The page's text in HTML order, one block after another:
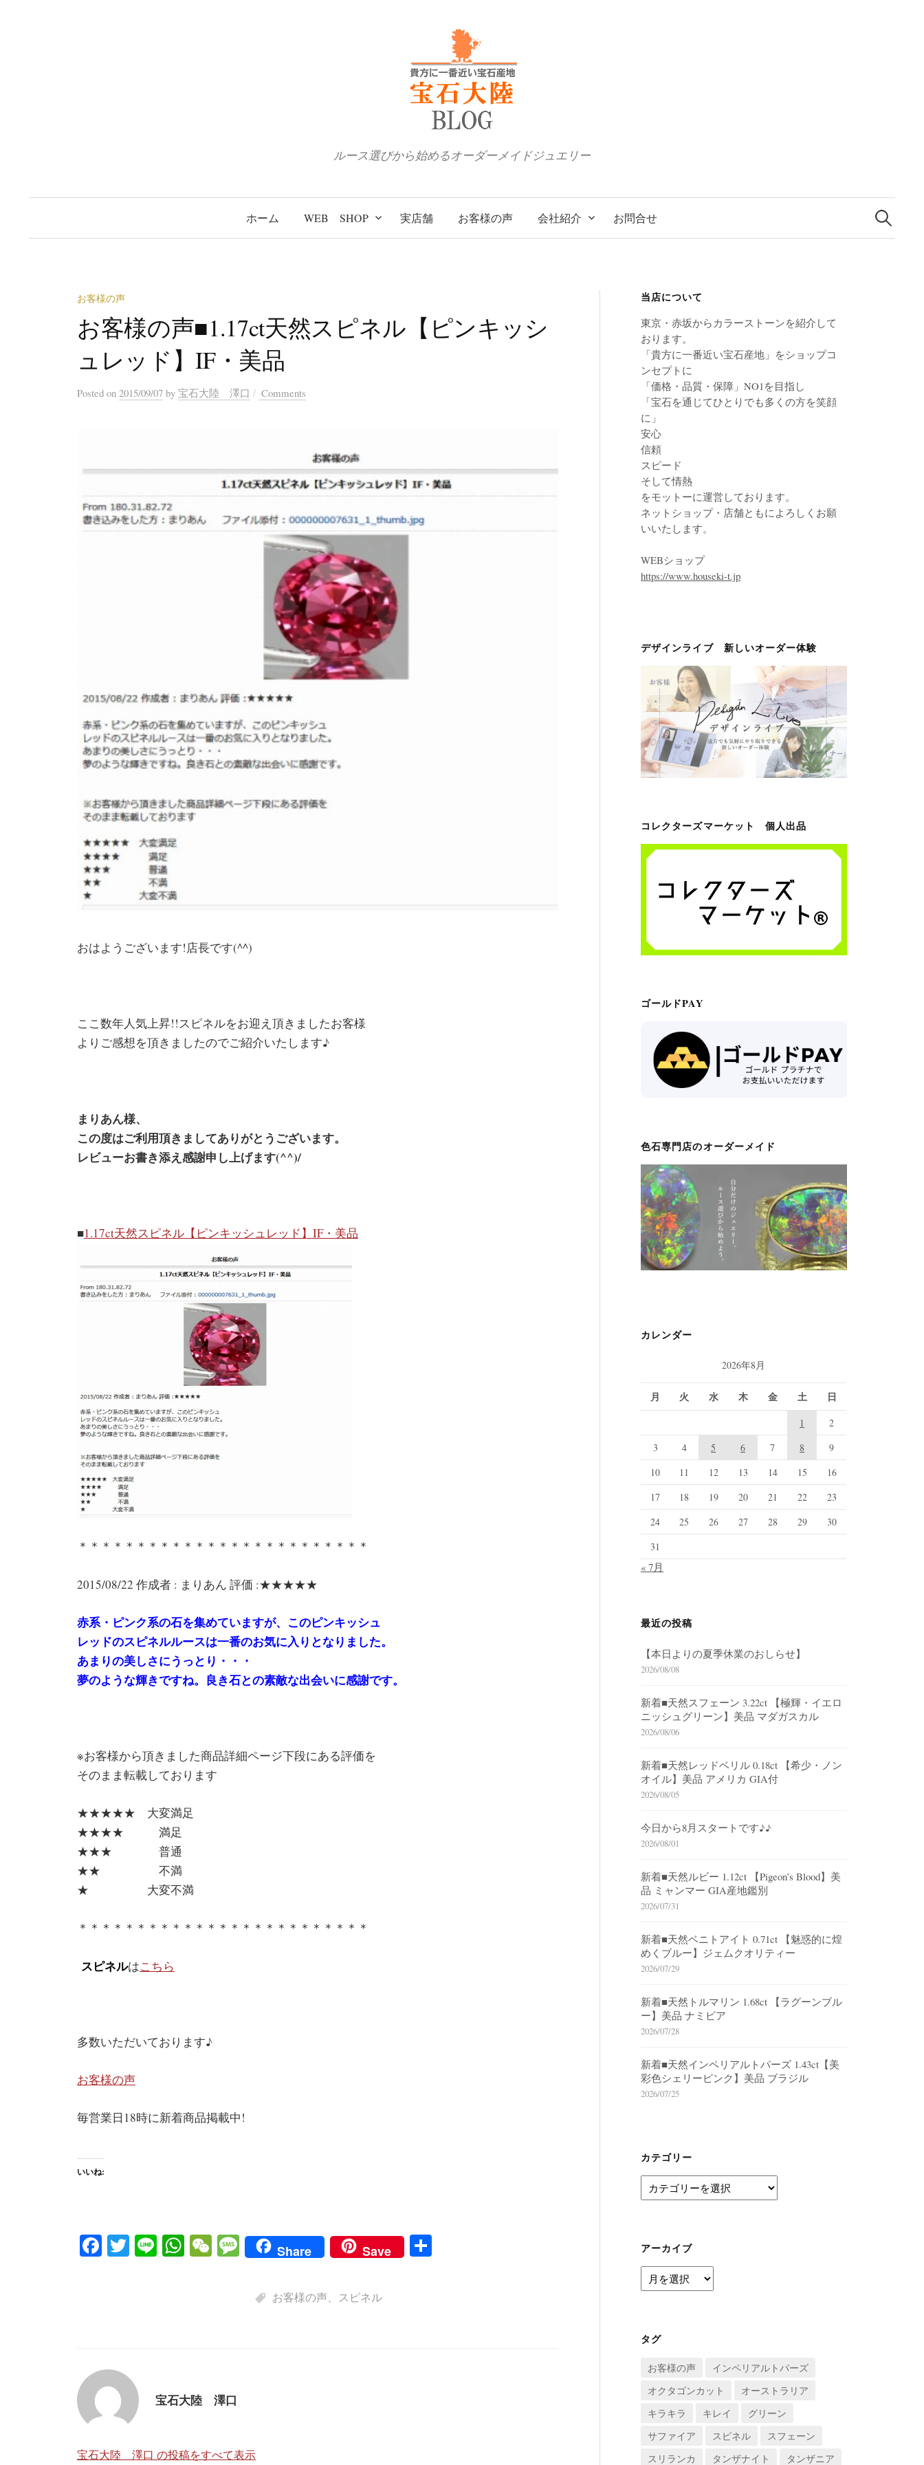
ルース選びから始めるオーダーメイドジュエリー
ホーム WEB SHOP 実店舗 お客様の声 会社紹介 お問合せ
検
索:
お客様の声
お客様の声■1.17ct天然スピネル【ピンキッシ
ュレッド】IF・美品
Posted on 2015/09/07 by 宝石大陸 澤口 / Comments
おはようございます!店長です(^^)
ここ数年人気上昇!!スピネルをお迎え頂きましたお客様
よりご感想を頂きましたのでご紹介いたします♪
まりあん様、
この度はご利用頂きましてありがとうございます。
レビューお書き添え感謝申し上げます(^^)/
■1.17ct天然スピネル【ピンキッシュレッド】IF・美品
＊＊＊＊＊＊＊＊＊＊＊＊＊＊＊＊＊＊＊＊＊＊＊＊＊
2015/08/22 作成者 : まりあん 評価 :★★★★★
赤系・ピンク系の石を集めていますが、このピンキッシュ
レッドのスピネルルースは一番のお気に入りとなりました。
あまりの美しさにうっとり・・・
夢のような輝きですね。良き石との素敵な出会いに感謝です。
※お客様から頂きました商品詳細ページ下段にある評価を
そのまま転載しております
★★★★★ 大変満足
★★★★ 満足
★★★ 普通
★★ 不満
★ 大変不満
＊＊＊＊＊＊＊＊＊＊＊＊＊＊＊＊＊＊＊＊＊＊＊＊＊
スピネルはこちら
多数いただいております♪
お客様の声
毎営業日18時に新着商品掲載中!
いいね:
Fa
ce
T
wi
Li
ne
W
ha
W
e
M
es
ge
Share Save
お客様の声 スピネル
宝石大陸 澤口
宝石大陸 澤口 の投稿をすべて表示
当店について
東京・赤坂からカラーストーンを紹介して
おります。
「貴方に一番近い宝石産地」をショップコ
ンセプトに
「価格・品質・保障」NO1を目指し
「宝石を通じてひとりでも多くの方を笑顔
に」
安心
信頼
スピード
そして情熱
をモットーに運営しております。
ネットショップ・店舗ともによろしくお願
いいたします。
WEBショップ
https://www.houseki-t.jp
デザインライブ 新しいオーダー体験
コレクターズマーケット 個人出品
ゴールドPAY
色石専門店のオーダーメイド
カレンダー
2026年8月
月 火 水 木 金 土 日
1
2
3
4 5 6 7 8
9
10
11 12 13 14 15
16
17
18 19 20 21 22
23
24
25 26 27 28 29
30
31
« 7月
最近の投稿
【本日よりの夏季休業のおしらせ】
2026/08/08
新着■天然スフェーン 3.22ct 【極輝・イエロ
ニッシュグリーン】美品 マダガスカル
2026/08/06
新着■天然レッドベリル 0.18ct 【希少・ノン
オイル】美品 アメリカ GIA付
2026/08/05
今日から8月スタートです♪♪
2026/08/01
新着■天然ルビー 1.12ct 【Pigeon’s Blood】美
品 ミャンマー GIA産地鑑別
2026/07/31
新着■天然ベニトアイト 0.71ct 【魅惑的に煌
めくブルー】ジェムクオリティー
2026/07/29
新着■天然トルマリン 1.68ct 【ラグーンブル
ー】美品 ナミビア
2026/07/28
新着■天然インペリアルトパーズ 1.43ct【美
彩色シェリーピンク】美品 ブラジル
2026/07/25
カテゴリー
テ
ー
アーカイブ
ア
ー
ブ
タグ
お客様の声
インペリアルトパーズ
オクタゴンカット
オーストラリア
キラキラ
キレイ
グリーン
サファイア
スピネル
スフェーン
スリランカ
タンザナイト タンザニア